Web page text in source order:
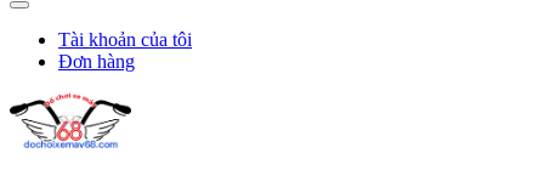
Tài khoản của tôi
Đơn hàng